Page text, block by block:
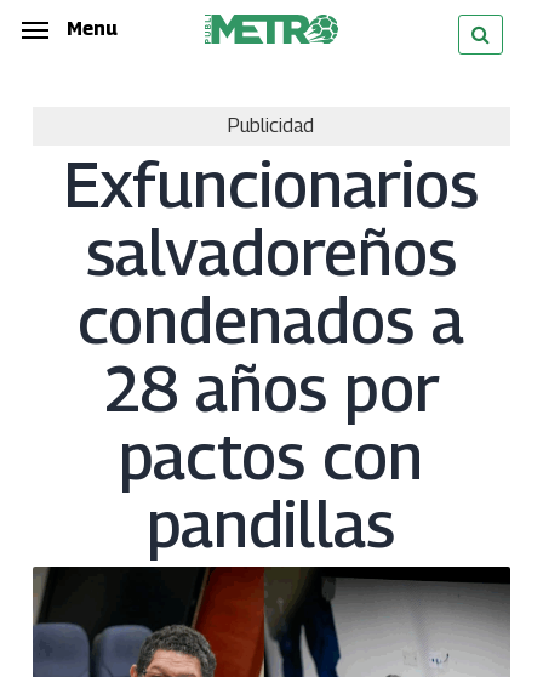
Skip
Menu
Publicidad
Exfuncionarios
salvadoreños
condenados a
28 años por
pactos con
pandillas
Menu